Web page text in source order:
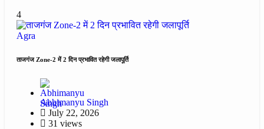
4
Agra
ताजगंज Zone-2 में 2 दिन प्रभावित रहेगी जलापूर्ति
Abhimanyu Singh
July 22, 2026
31 views